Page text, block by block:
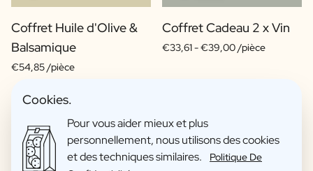
Coffret Huile d'Olive &
Balsamique
€54,85 /pièce
Coffret Cadeau 2 x Vin
€33,61 -€39,00 /pièce
Cookies.
Pour vous aider mieux et plus
personnellement, nous utilisons des cookies
et des techniques similaires.
Politique De